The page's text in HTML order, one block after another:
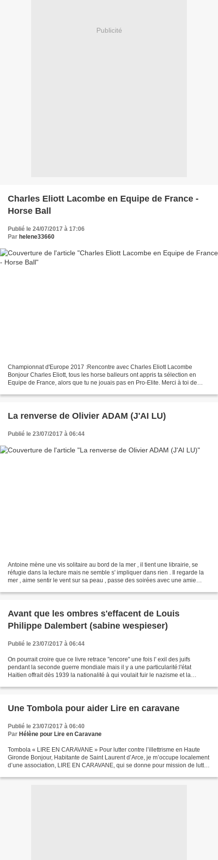
Publicité
Charles Eliott Lacombe en Equipe de France -
Horse Ball
Publié le 24/07/2017 à 17:06
Par helene33660
Championnat d'Europe 2017 :Rencontre avec Charles Eliott Lacombe
Bonjour Charles Eliott, tous les horse balleurs ont appris ta sélection en
Equipe de France, alors que tu ne jouais pas en Pro-Elite. Merci à toi de
La renverse de Olivier ADAM (J'AI LU)
Publié le 23/07/2017 à 06:44
Antoine mène une vis solitaire au bord de la mer , il tient une librairie, se
réfugie dans la lecture mais ne semble s' impliquer dans rien . Il regarde la
mer , aime sentir le vent sur sa peau , passe des soirées avec une amie
Avant que les ombres s'effacent de Louis
Philippe Dalembert (sabine wespieser)
Publié le 23/07/2017 à 06:44
On pourrait croire que ce livre retrace "encore" une fois l' exil des juifs
pendant la seconde guerre mondiale mais il y a une particularité:l'état
Haitien offrait dès 1939 la nationalité à qui voulait fuir le nazisme et la
Une Tombola pour aider Lire en caravane
Publié le 23/07/2017 à 06:40
Par Hélène pour Lire en Caravane
Tombola « LIRE EN CARAVANE » Pour lutter contre l’illettrisme en Haute
Gironde Bonjour, Habitante de Saint Laurent d’Arce, je m’occupe localement
d’une association, LIRE EN CARAVANE, qui se donne pour mission de lutter